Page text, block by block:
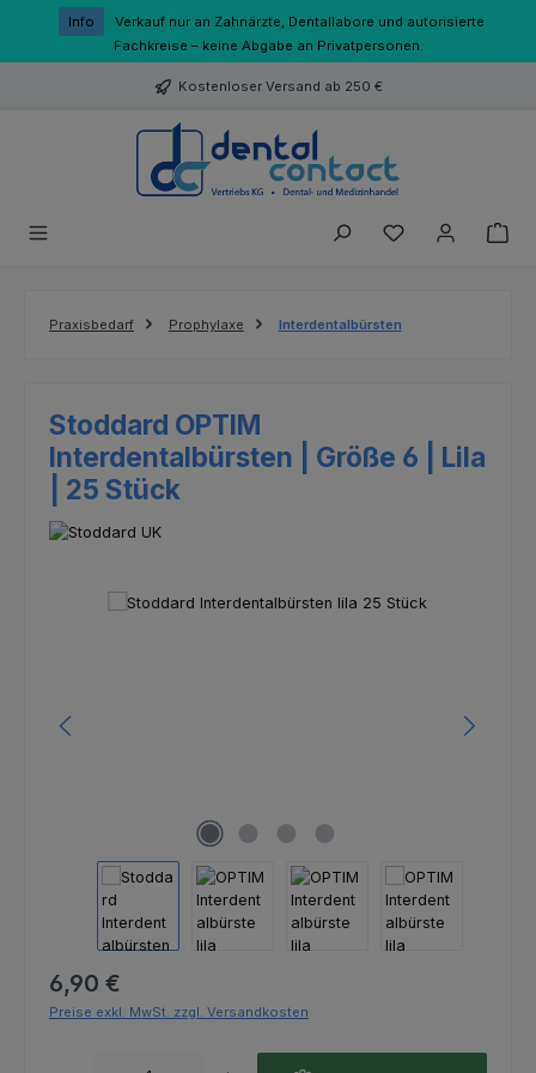
Zum Hauptinhalt springen
Info
Verkauf nur an Zahnärzte, Dentallabore und autorisierte
Fachkreise – keine Abgabe an Privatpersonen.
Kostenloser Versand ab 250 €
Du hast 0
Praxisbedarf Prophylaxe Interdentalbürsten
Stoddard OPTIM
Interdentalbürsten | Größe 6 | Lila
| 25 Stück
Bildergalerie überspringen
Regulärer Preis:
6,90 €
Preise exkl. MwSt. zzgl. Versandkosten